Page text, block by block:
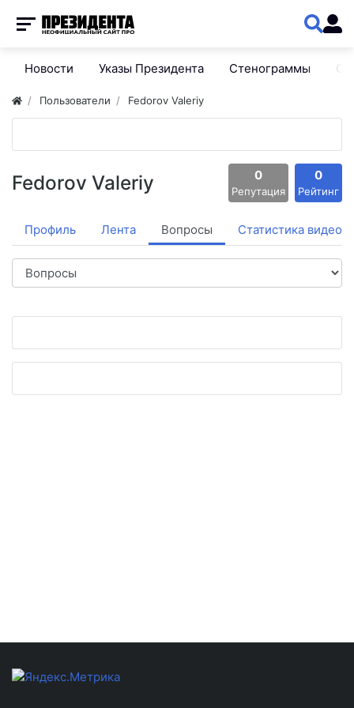
Новости Указы Президента Стенограммы
Пользователи Fedorov Valeriy
Fedorov Valeriy 0
Репутация
0
Рейтинг
Профиль Лента Вопросы Статистика видео